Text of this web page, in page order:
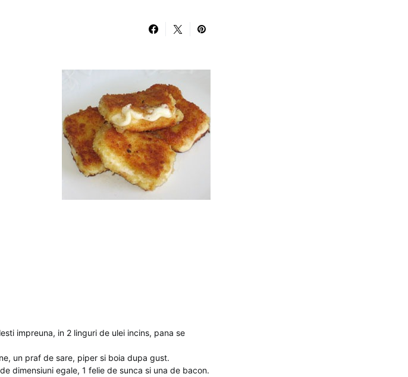
impreuna, in 2 linguri de ulei incins, pana se
un praf de sare, piper si boia dupa gust.
dimensiuni egale, 1 felie de sunca si una de bacon.